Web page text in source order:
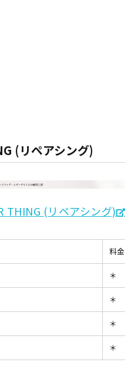
(リペアシング)
THING (リペアシング)
料金
＊
＊
＊
＊